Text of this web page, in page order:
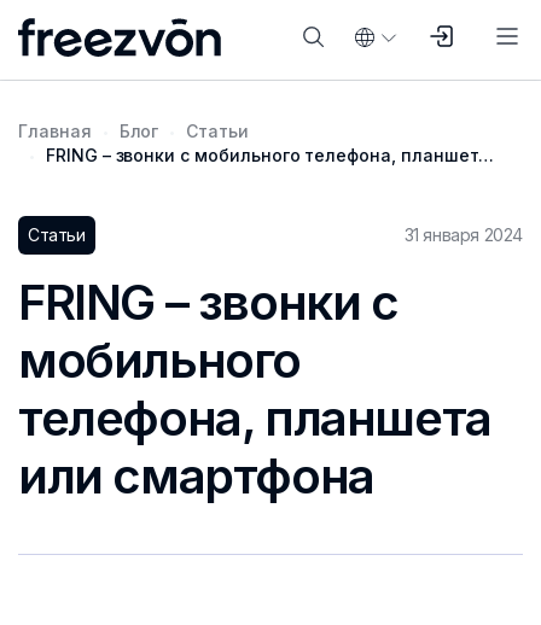
Главная Блог
Статьи
FRING – звонки с мобильного телефона, планшета или смартфона
Статьи 31 января 2024
FRING – звонки с
мобильного
телефона, планшета
или смартфона